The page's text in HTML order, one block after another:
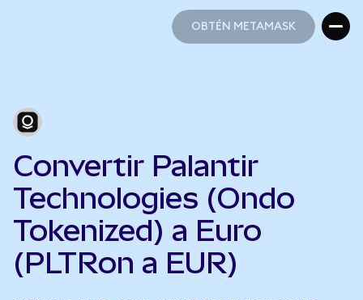
OBTÉN METAMASK
Convertir Palantir
Technologies (Ondo
Tokenized) a Euro
(PLTRon a EUR)